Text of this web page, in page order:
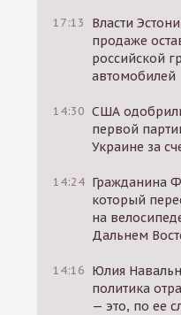
17:13
Власти
продаже
российской
автомобилей
14:30 США
первой
Украине за
14:24 Гражданина
который
на
Дальнем
14:16 Юлия
политика
— это, по ее